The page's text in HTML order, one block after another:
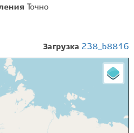
Точно
Загрузка 238_b8816